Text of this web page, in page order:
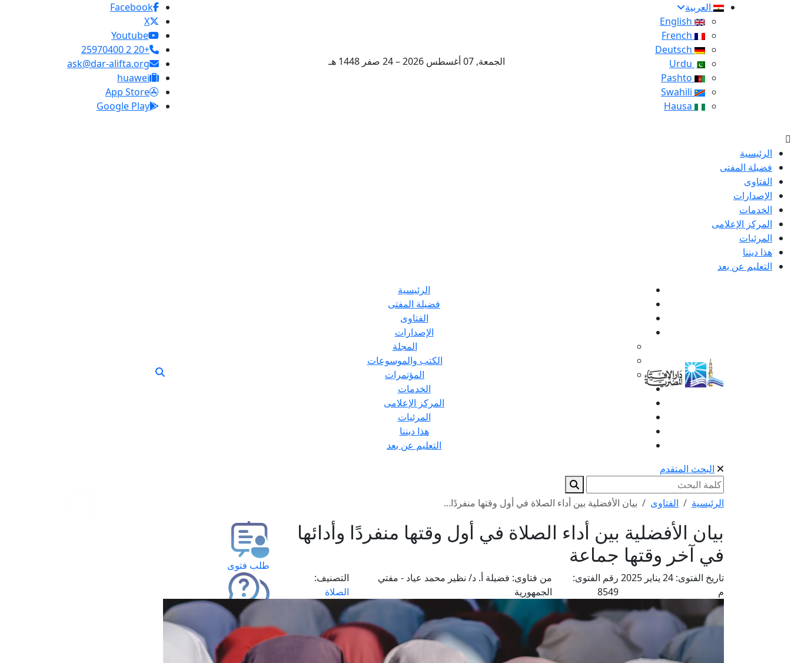
العربية
الجمعة, 07 أغسطس 2026 – 24 صفر 1448 هـ
Facebook
X
Youtube
+20 2 25970400
ask@dar-alifta.org
huawei
App Store
Google Play
الرئيسية
فضيلة المفتى
الفتاوى
الإصدارات
الخدمات
المركز الإعلامى
المرئيات
هذا ديننا
التعليم عن بعد
الرئيسية
فضيلة المفتى
الفتاوى
الإصدارات
المجلة
الكتب والموسوعات
المؤتمرات
الخدمات
المركز الإعلامى
المرئيات
هذا ديننا
التعليم عن بعد
البحث المتقدم
الرئيسية الفتاوى بيان الأفضلية بين أداء الصلاة في أول وقتها منفردًا...
بيان الأفضلية بين أداء الصلاة في أول وقتها منفردًا وأدائها
في آخر وقتها جماعة
تاريخ الفتوى:
24 يناير 2025
م
رقم الفتوى:
8549
من فتاوى: فضيلة أ. د/ نظير محمد عياد - مفتي
الجمهورية
التصنيف:
الصلاة
طلب فتوى
استعلام عن فتوى